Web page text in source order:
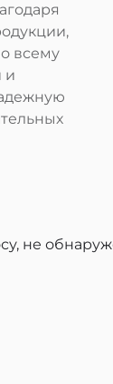
всему
и
не